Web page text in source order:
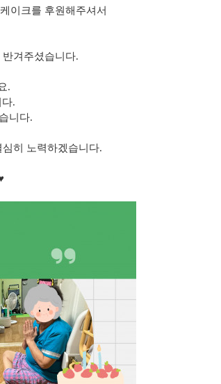
이크를 후원해주셔서
겨주셨습니다.
.
.
니다.
히 노력하겠습니다.